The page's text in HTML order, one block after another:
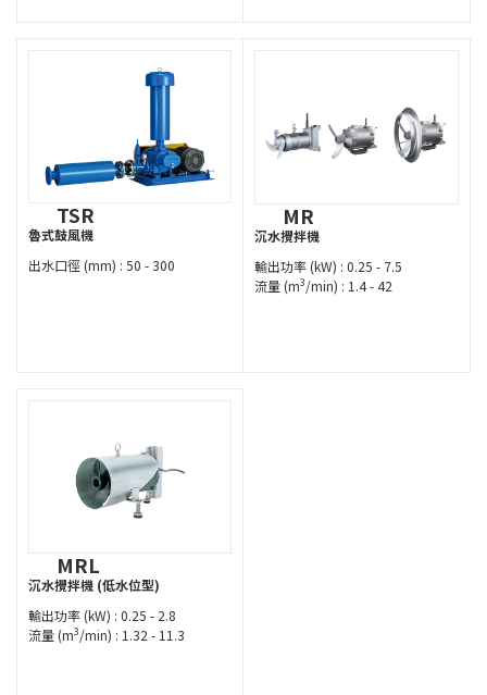
TSR
魯式鼓風機
出水口徑 (mm) : 50 - 300
MR
沉水攪拌機
輸出功率 (kW) : 0.25 - 7.5
流量 (m3/min) : 1.4 - 42
MRL
沉水攪拌機 (低水位型)
輸出功率 (kW) : 0.25 - 2.8
流量 (m3/min) : 1.32 - 11.3